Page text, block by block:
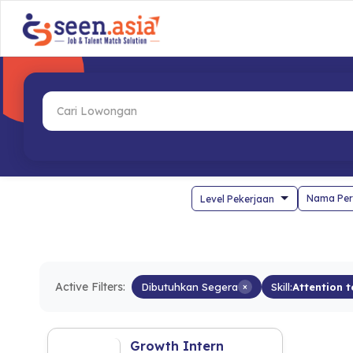
Nama
Active Filters: Dibutuhkan Segera × Skill:Attention
Growth Intern